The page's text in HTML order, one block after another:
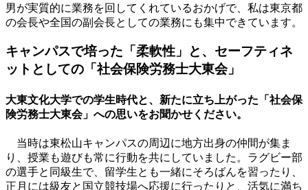
男が実質的に業務を回してくれているおかげで、私は東京都
の会長や全国の副会長としての業務にも集中できています。
キャンパスで培った「柔軟性」と、セーフティネ
ットとしての「社会保険労務士大東会」
大東文化大学での学生時代と、新たに立ち上がった「社会保
険労務士大東会」への思いをお聞かせください。
当時は東松山キャンパスの周辺に地方出身の仲間が集ま
り、授業も遊びも常に行動を共にしていました。ラグビー部
の選手と同級生で、留学生とも一緒にそろばんを習ったり、
正月には級友と国立競技場へ応援に行ったりと、活気に満ち